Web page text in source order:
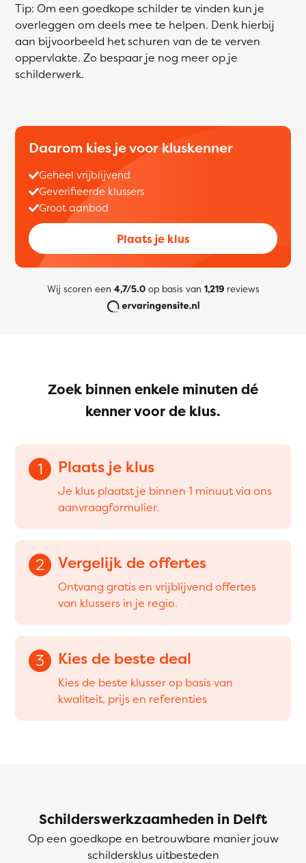
Tip: Om een goedkope schilder te vinden kun je
overleggen om deels mee te helpen. Denk hierbij
aan bijvoorbeeld het schuren van de te verven
oppervlakte. Zo bespaar je nog meer op je
schilderwerk.
Daarom kies je voor kluskenner
Geheel vrijblijvend
Geverifieerde klussers
Groot aanbod
Plaats je klus
Wij scoren een 4,7/5.0op basis van 1,219reviews
Zoek binnen enkele minuten dé
kenner voor de klus.
1 Plaats je klus
Je klus plaatst je binnen 1 minuut via ons
aanvraagformulier.
2 Vergelijk de offertes
Ontvang gratis en vrijblijvend offertes
van klussers in je regio.
3 Kies de beste deal
Kies de beste klusser op basis van
kwaliteit, prijs en referenties
Schilderswerkzaamheden in Delft
Op een goedkope en betrouwbare manier jouw
schildersklus uitbesteden